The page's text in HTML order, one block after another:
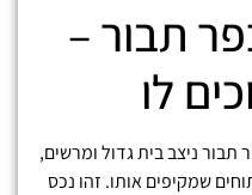
תבור –
לו
ניצב בית גדול ומרשים,
שמקיפים אותו. זהו נכס